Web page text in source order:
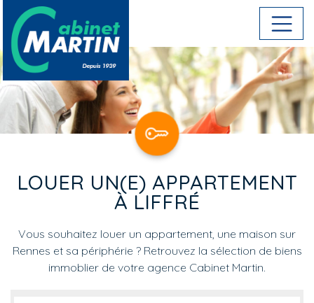
Aller au contenu principal
LOUER UN(E) APPARTEMENT
À LIFFRÉ
Vous souhaitez louer un appartement, une maison sur
Rennes et sa périphérie ? Retrouvez la sélection de biens
immoblier de votre agence Cabinet Martin.